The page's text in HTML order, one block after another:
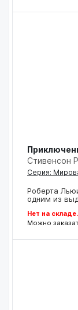
Стивенсон
Серия:
Роберта
одним из
Нет на складе.
Можно